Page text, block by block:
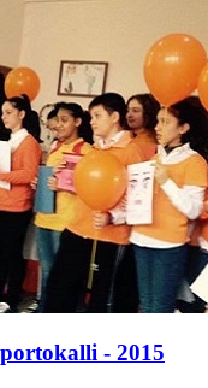
- 2015